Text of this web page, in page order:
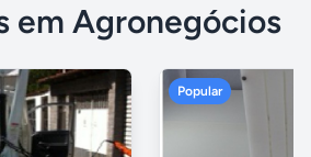
em Agronegócios
Popular